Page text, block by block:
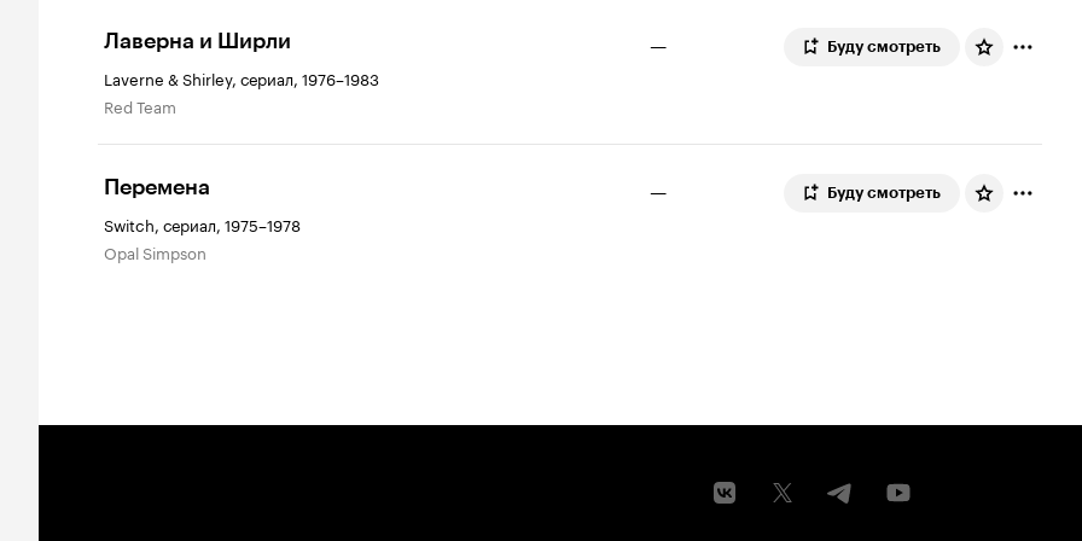
Лаверна и Ширли
Laverne & Shirley, сериал, 1976–1983
Red Team
— Буду смотреть
Перемена
Switch, сериал, 1975–1978
Opal Simpson
— Буду смотреть